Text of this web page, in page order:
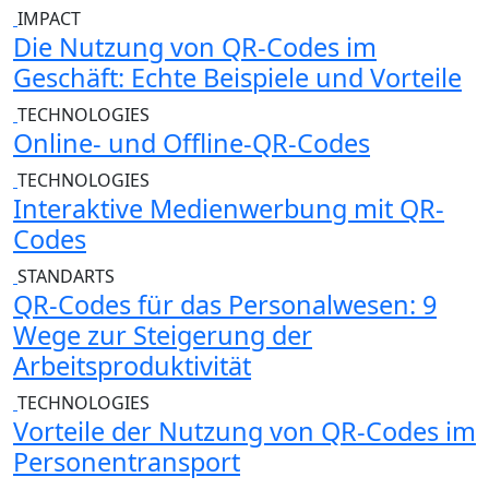
IMPACT
Die Nutzung von QR-Codes im
Geschäft: Echte Beispiele und Vorteile
TECHNOLOGIES
Online- und Offline-QR-Codes
TECHNOLOGIES
Interaktive Medienwerbung mit QR-
Codes
STANDARTS
QR-Codes für das Personalwesen: 9
Wege zur Steigerung der
Arbeitsproduktivität
TECHNOLOGIES
Vorteile der Nutzung von QR-Codes im
Personentransport